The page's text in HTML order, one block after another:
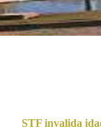
STF invalida